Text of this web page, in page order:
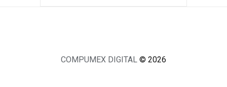
COMPUMEX DIGITAL © 2026